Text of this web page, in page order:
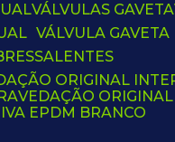
VÁLVULAS GAVETA
VÁLVULA GAVETA
ORIGINAL
VEDAÇÃO
EPDM BRANCO